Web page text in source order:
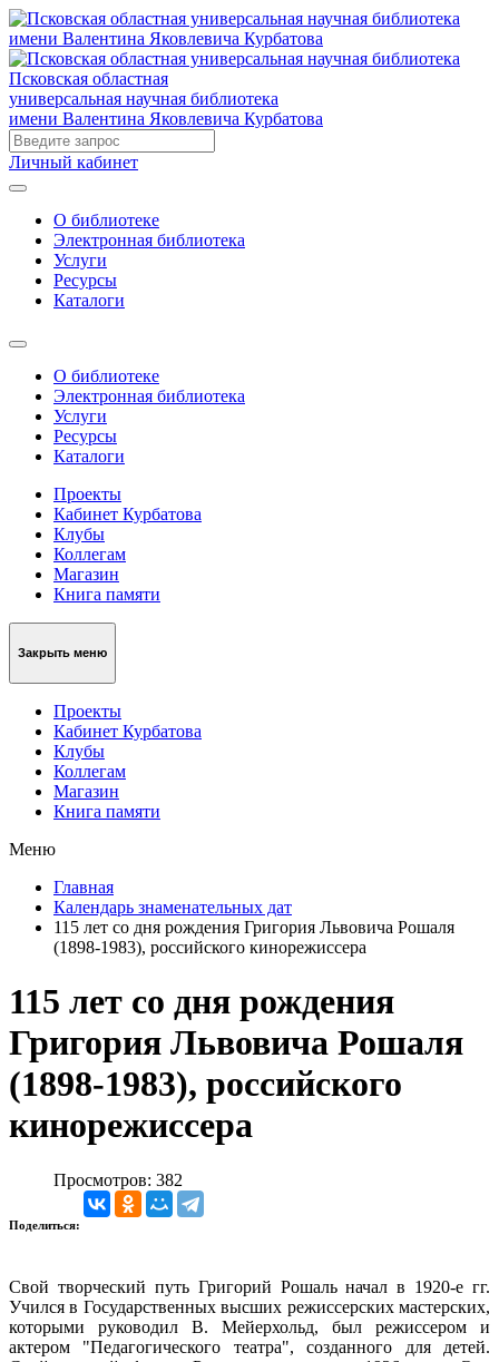
Псковская областная
универсальная научная библиотека
имени Валентина Яковлевича Курбатова
Личный кабинет
О библиотеке
Электронная библиотека
Услуги
Ресурсы
Каталоги
О библиотеке
Электронная библиотека
Услуги
Ресурсы
Каталоги
Проекты
Кабинет Курбатова
Клубы
Коллегам
Магазин
Книга памяти
Закрыть меню
Проекты
Кабинет Курбатова
Клубы
Коллегам
Магазин
Книга памяти
Меню
Главная
Календарь знаменательных дат
115 лет со дня рождения Григория Львовича Рошаля
(1898-1983), российского кинорежиссера
115 лет со дня рождения
Григория Львовича Рошаля
(1898-1983), российского
кинорежиссера
Просмотров: 382
Поделиться:
Свой творческий путь Григорий Рошаль начал в 1920-е гг.
Учился в Государственных высших режиссерских мастерских,
которыми руководил В. Мейерхольд, был режиссером и
актером "Педагогического театра", созданного для детей.